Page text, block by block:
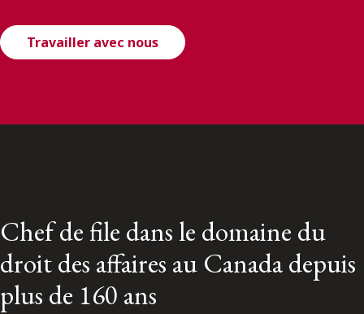
Travailler avec nous
Chef de file dans le domaine du
droit des affaires au Canada depuis
plus de 160 ans